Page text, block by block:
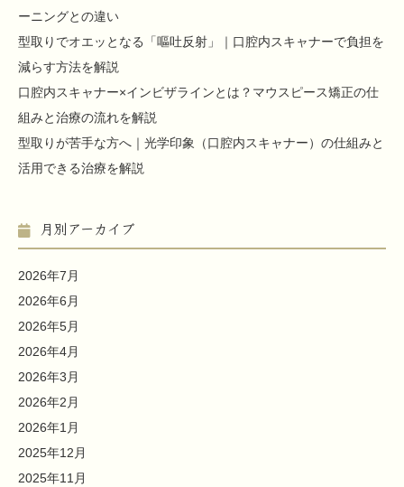
ーニングとの違い
型取りでオエッとなる「嘔吐反射」｜口腔内スキャナーで負担を
減らす方法を解説
口腔内スキャナー×インビザラインとは？マウスピース矯正の仕
組みと治療の流れを解説
型取りが苦手な方へ｜光学印象（口腔内スキャナー）の仕組みと
活用できる治療を解説
月別アーカイブ
2026年7月
2026年6月
2026年5月
2026年4月
2026年3月
2026年2月
2026年1月
2025年12月
2025年11月